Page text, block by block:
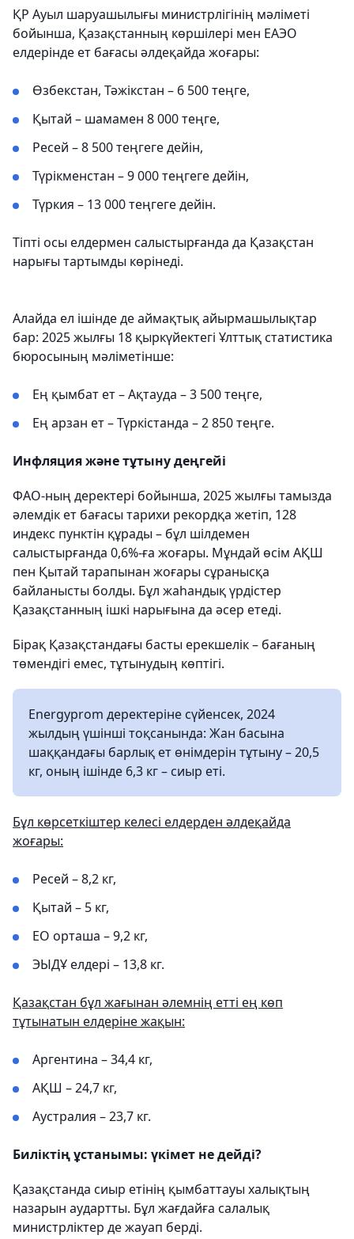
ҚР Ауыл шаруашылығы министрлігінің мәліметі
бойынша, Қазақстанның көршілері мен ЕАЭО
елдерінде ет бағасы әлдеқайда жоғары:
Өзбекстан, Тәжікстан – 6 500 теңге,
Қытай – шамамен 8 000 теңге,
Ресей – 8 500 теңгеге дейін,
Түрікменстан – 9 000 теңгеге дейін,
Түркия – 13 000 теңгеге дейін.
Тіпті осы елдермен салыстырғанда да Қазақстан
нарығы тартымды көрінеді.
Алайда ел ішінде де аймақтық айырмашылықтар
бар: 2025 жылғы 18 қыркүйектегі Ұлттық статистика
бюросының мәліметінше:
Ең қымбат ет – Ақтауда – 3 500 теңге,
Ең арзан ет – Түркістанда – 2 850 теңге.
Инфляция және тұтыну деңгейі
ФАО-ның деректері бойынша, 2025 жылғы тамызда
әлемдік ет бағасы тарихи рекордқа жетіп, 128
индекс пунктін құрады – бұл шілдемен
салыстырғанда 0,6%-ға жоғары. Мұндай өсім АҚШ
пен Қытай тарапынан жоғары сұранысқа
байланысты болды. Бұл жаһандық үрдістер
Қазақстанның ішкі нарығына да әсер етеді.
Бірақ Қазақстандағы басты ерекшелік – бағаның
төмендігі емес, тұтынудың көптігі.
Energyprom деректеріне сүйенсек, 2024
жылдың үшінші тоқсанында: Жан басына
шаққандағы барлық ет өнімдерін тұтыну – 20,5
кг, оның ішінде 6,3 кг – сиыр еті.
Бұл көрсеткіштер келесі елдерден әлдеқайда
жоғары:
Ресей – 8,2 кг,
Қытай – 5 кг,
ЕО орташа – 9,2 кг,
ЭЫДҰ елдері – 13,8 кг.
Қазақстан бұл жағынан әлемнің етті ең көп
тұтынатын елдеріне жақын:
Аргентина – 34,4 кг,
АҚШ – 24,7 кг,
Аустралия – 23,7 кг.
Биліктің ұстанымы: үкімет не дейді?
Қазақстанда сиыр етінің қымбаттауы халықтың
назарын аудартты. Бұл жағдайға салалық
министрліктер де жауап берді.